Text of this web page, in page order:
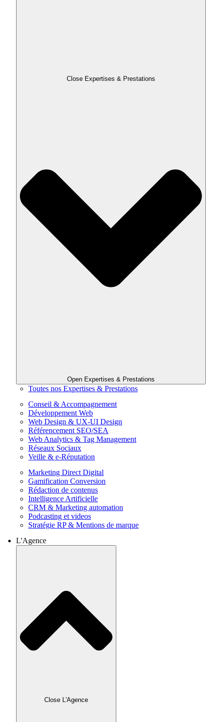
Close Expertises & Prestations
Open Expertises & Prestations
Toutes nos Expertises & Prestations
Conseil & Accompagnement
Développement Web
Web Design & UX-UI Design
Référencement SEO/SEA
Web Analytics & Tag Management
Réseaux Sociaux
Veille & e-Réputation
Marketing Direct Digital
Gamification Conversion
Rédaction de contenus
Intelligence Artificielle
CRM & Marketing automation
Podcasting et videos
Stratégie RP & Mentions de marque
L'Agence
Close L'Agence